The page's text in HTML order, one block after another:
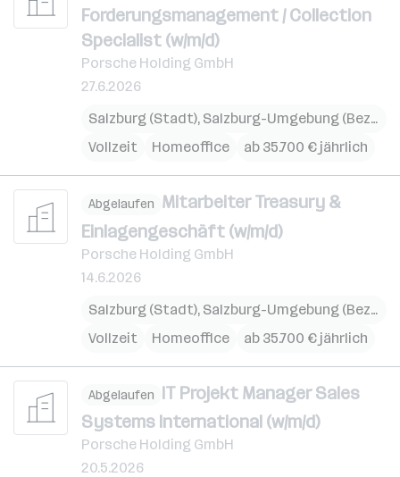
Forderungsmanagement / Collection
Specialist (w/m/d)
Porsche Holding GmbH
27.6.2026
Salzburg (Stadt), Salzburg-Umgebung (Bezirk)
Vollzeit
Homeoffice ab 35.700 € jährlich
Abgelaufen Mitarbeiter Treasury &
Einlagengeschäft (w/m/d)
Porsche Holding GmbH
14.6.2026
Salzburg (Stadt), Salzburg-Umgebung (Bezirk)
Vollzeit
Homeoffice ab 35.700 € jährlich
Abgelaufen IT Projekt Manager Sales
Systems International (w/m/d)
Porsche Holding GmbH
20.5.2026